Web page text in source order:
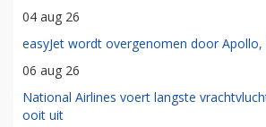
04 aug 26
easyJet wordt overgenomen door
06 aug 26
National Airlines voert langste
ooit uit